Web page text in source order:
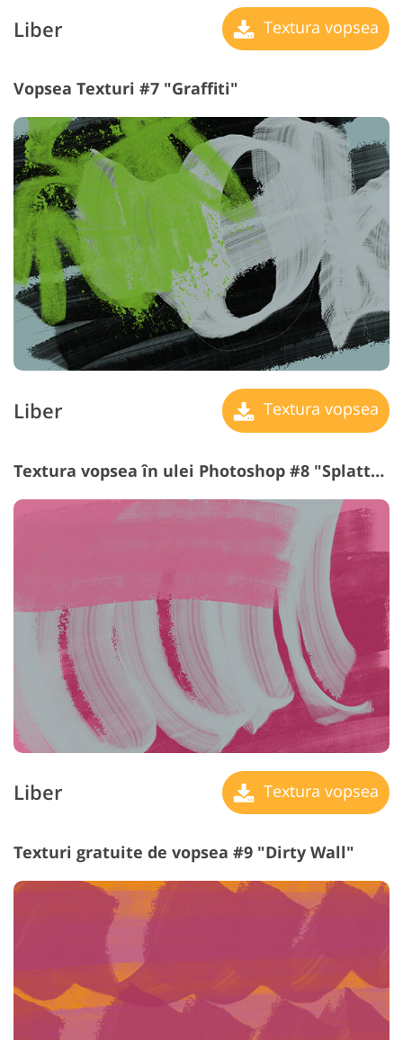
Liber Textura vopsea
Vopsea Texturi #7 "Graffiti"
Liber Textura vopsea
Textura vopsea în ulei Photoshop #8 "Splatter"
Liber Textura vopsea
Texturi gratuite de vopsea #9 "Dirty Wall"